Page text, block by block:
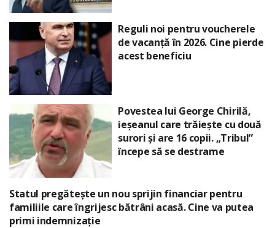
Reguli noi pentru voucherele
de vacanță în 2026. Cine pierde
acest beneficiu
Povestea lui George Chirilă,
ieșeanul care trăiește cu două
surori și are 16 copii. „Tribul”
începe să se destrame
Statul pregătește un nou sprijin financiar pentru
familiile care îngrijesc bătrâni acasă. Cine va putea
primi indemnizație